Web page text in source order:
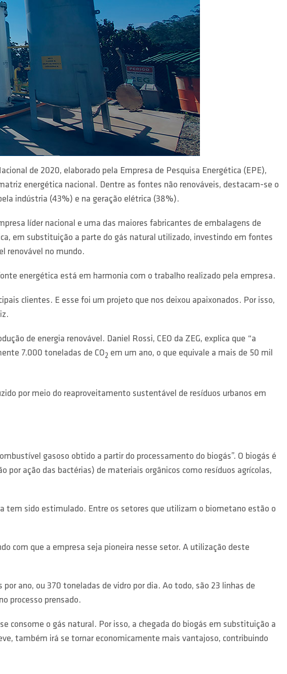
de 2020, elaborado pela Empresa de Pesquisa Energética (EPE),
energética nacional. Dentre as fontes não renováveis, destacam-se o
indústria (43%) e na geração elétrica (38%).
líder nacional e uma das maiores fabricantes de embalagens de
em substituição a parte do gás natural utilizado, investindo em fontes
renovável no mundo.
energética está em harmonia com o trabalho realizado pela empresa.
clientes. E esse foi um projeto que nos deixou apaixonados. Por isso,
de energia renovável. Daniel Rossi, CEO da ZEG, explica que “a
7.000 toneladas de CO2 em um ano, o que equivale a mais de 50 mil
por meio do reaproveitamento sustentável de resíduos urbanos em
gasoso obtido a partir do processamento do biogás”. O biogás é
ação das bactérias) de materiais orgânicos como resíduos agrícolas,
tem sido estimulado. Entre os setores que utilizam o biometano estão o
com que a empresa seja pioneira nesse setor. A utilização deste
ano, ou 370 toneladas de vidro por dia. Ao todo, são 23 linhas de
processo prensado.
consome o gás natural. Por isso, a chegada do biogás em substituição a
também irá se tornar economicamente mais vantajoso, contribuindo